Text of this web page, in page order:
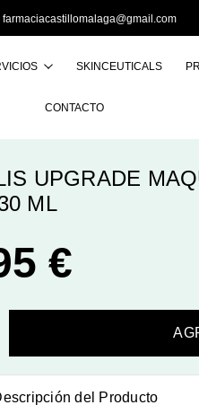
farmaciacastillomalaga@gmail.com
SKINCEUTICALS
CONTACTO
UPGRADE
ML
€
del Producto